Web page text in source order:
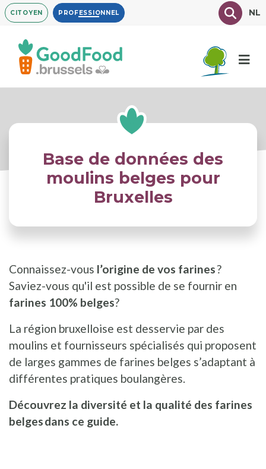
Aller
au
contenu
principal
CITOYEN PROFESSIONNEL TexteNL
Base de données des
moulins belges pour
Bruxelles
Connaissez-vous l’origine de vos farines?
Saviez-vous qu'il est possible de se fournir en
farines 100% belges?
La région bruxelloise est desservie par des
moulins et fournisseurs spécialisés qui proposent
de larges gammes de farines belges s’adaptant à
différentes pratiques boulangères.
Découvrez la diversité et la qualité des farines
belgesdans ce guide.